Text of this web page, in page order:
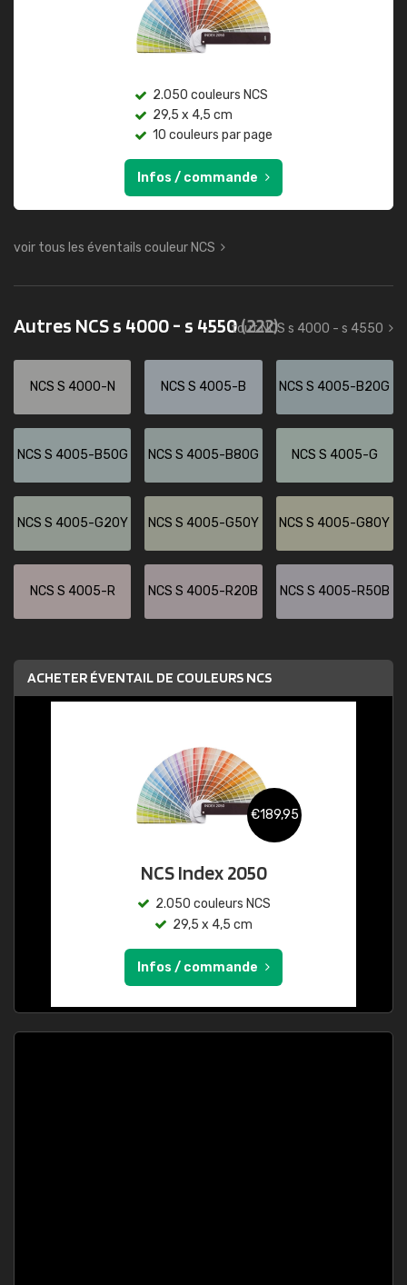
2.050 couleurs NCS
29,5 x 4,5 cm
10 couleurs par page
Infos / commande
voir tous les éventails couleur NCS
Autres NCS s 4000 - s 4550(222)
tout NCS s 4000 - s 4550
NCS S 4000-N NCS S 4005-B NCS S 4005-B20G
NCS S 4005-B50G NCS S 4005-B80G NCS S 4005-G
NCS S 4005-G20Y NCS S 4005-G50Y NCS S 4005-G80Y
NCS S 4005-R NCS S 4005-R20B NCS S 4005-R50B
ACHETER ÉVENTAIL DE COULEURS NCS
€189,95
NCS Index 2050
2.050 couleurs NCS
29,5 x 4,5 cm
Infos / commande